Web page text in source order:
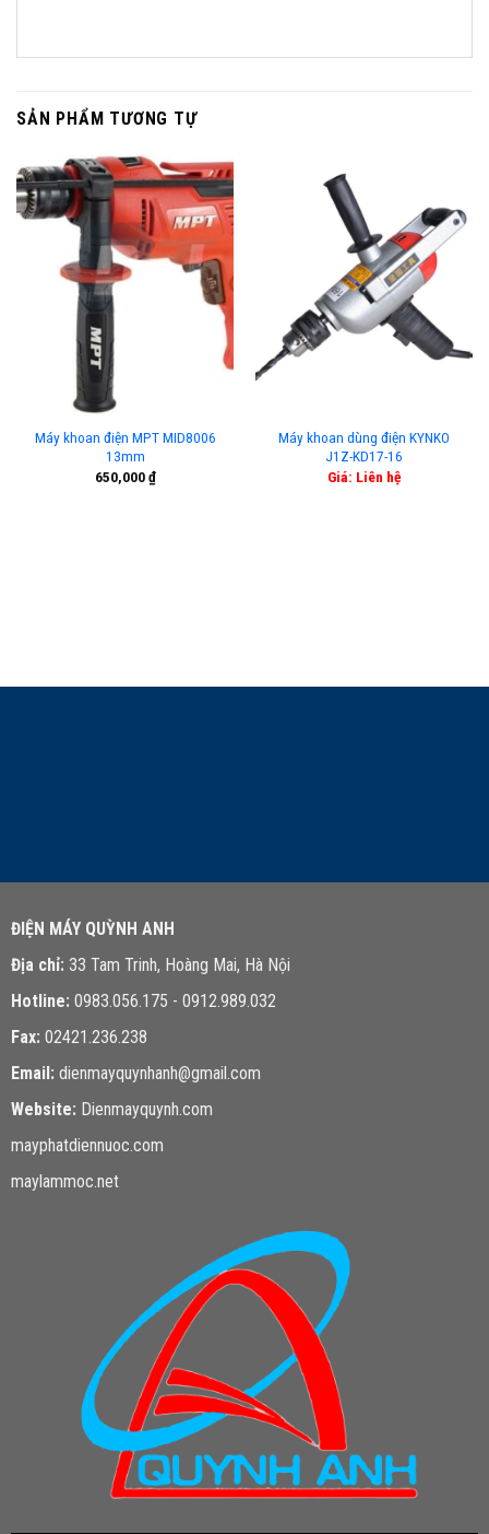
SẢN PHẨM TƯƠNG TỰ
Máy khoan điện MPT MID8006
13mm
650,000₫
Máy khoan dùng điện KYNKO
J1Z-KD17-16
Giá: Liên hệ
ĐIỆN MÁY QUỲNH ANH
Địa chỉ: 33 Tam Trinh, Hoàng Mai, Hà Nội
Hotline: 0983.056.175 - 0912.989.032
Fax: 02421.236.238
Email: dienmayquynhanh@gmail.com
Website: Dienmayquynh.com
mayphatdiennuoc.com
maylammoc.net